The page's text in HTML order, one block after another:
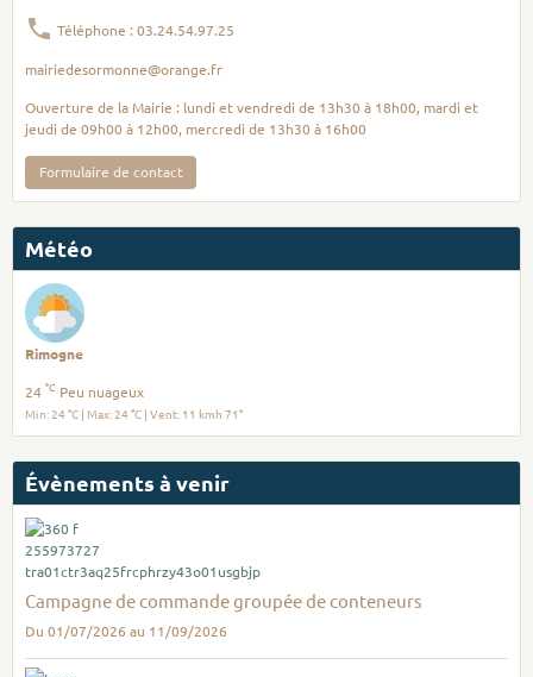
Téléphone : 03.24.54.97.25
mairiedesormonne@orange.fr
Ouverture de la Mairie : lundi et vendredi de 13h30 à 18h00, mardi et
jeudi de 09h00 à 12h00, mercredi de 13h30 à 16h00
Formulaire de contact
Météo
Rimogne
24 °C Peu nuageux
Min: 24 °C | Max: 24 °C | Vent: 11 kmh 71°
Évènements à venir
Campagne de commande groupée de conteneurs
Du 01/07/2026 au 11/09/2026